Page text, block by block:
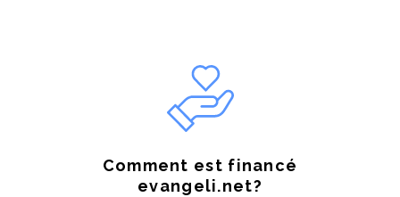
Comment est financé
evangeli.net?